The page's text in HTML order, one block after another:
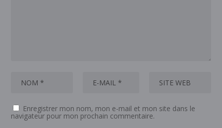
Enregistrer mon nom, mon e-mail et mon site dans le
navigateur pour mon prochain commentaire.